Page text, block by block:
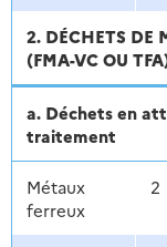
2. DÉCHETS DE
(FMA-VC OU
a. Déchets en
traitement
Métaux
ferreux
2